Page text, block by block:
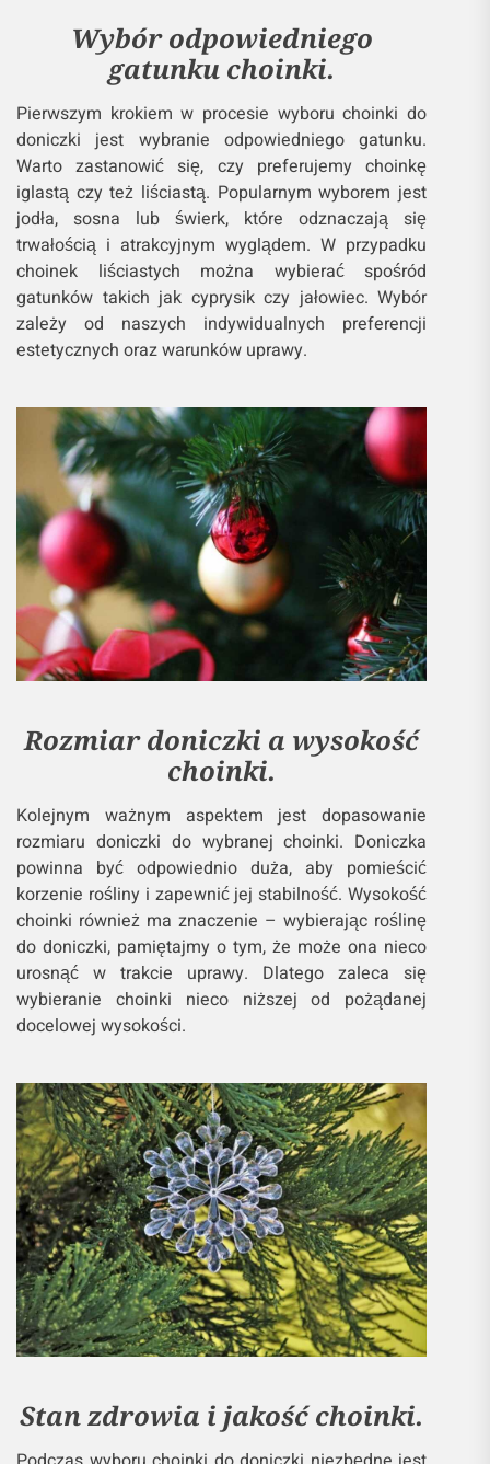
Wybór odpowiedniego
gatunku choinki.
Pierwszym krokiem w procesie wyboru choinki do
doniczki jest wybranie odpowiedniego gatunku.
Warto zastanowić się, czy preferujemy choinkę
iglastą czy też liściastą. Popularnym wyborem jest
jodła, sosna lub świerk, które odznaczają się
trwałością i atrakcyjnym wyglądem. W przypadku
choinek liściastych można wybierać spośród
gatunków takich jak cyprysik czy jałowiec. Wybór
zależy od naszych indywidualnych preferencji
estetycznych oraz warunków uprawy.
Rozmiar doniczki a wysokość
choinki.
Kolejnym ważnym aspektem jest dopasowanie
rozmiaru doniczki do wybranej choinki. Doniczka
powinna być odpowiednio duża, aby pomieścić
korzenie rośliny i zapewnić jej stabilność. Wysokość
choinki również ma znaczenie – wybierając roślinę
do doniczki, pamiętajmy o tym, że może ona nieco
urosnąć w trakcie uprawy. Dlatego zaleca się
wybieranie choinki nieco niższej od pożądanej
docelowej wysokości.
Stan zdrowia i jakość choinki.